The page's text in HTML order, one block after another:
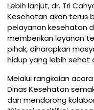
Lebih lanjut, dr. Tri
Kesehatan akan terus
pelayanan kesehatan
memberikan layanan
pihak, diharapkan
hidup yang lebih sehat
Melalui rangkaian
Dinas Kesehatan
dan mendorong